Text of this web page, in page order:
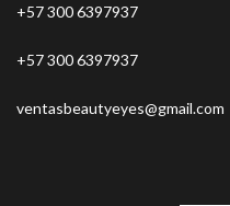
+57 300 6397937
+57 300 6397937
ventasbeautyeyes@gmail.com